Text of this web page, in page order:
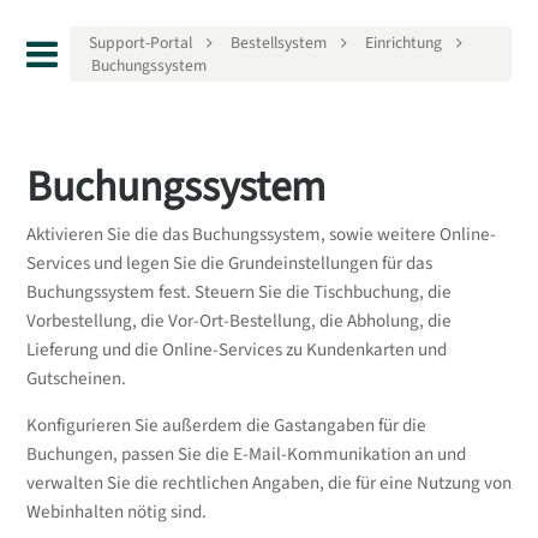
Support-Portal Bestellsystem
Einrichtung
Buchungssystem
Buchungssystem
Aktivieren Sie die das Buchungssystem, sowie weitere Online-
Services und legen Sie die Grundeinstellungen für das
Buchungssystem fest. Steuern Sie die Tischbuchung, die
Vorbestellung, die Vor-Ort-Bestellung, die Abholung, die
Lieferung und die Online-Services zu Kundenkarten und
Gutscheinen.
Konfigurieren Sie außerdem die Gastangaben für die
Buchungen, passen Sie die E-Mail-Kommunikation an und
verwalten Sie die rechtlichen Angaben, die für eine Nutzung von
Webinhalten nötig sind.